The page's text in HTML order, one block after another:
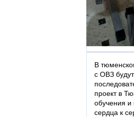
В
с ОВЗ будут
проект в
обучения
сердца к